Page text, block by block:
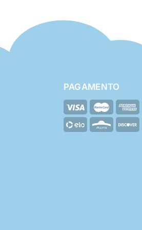
PAGAMENTO